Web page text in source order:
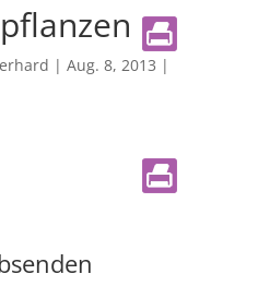
| Aug. 8, 2013 |